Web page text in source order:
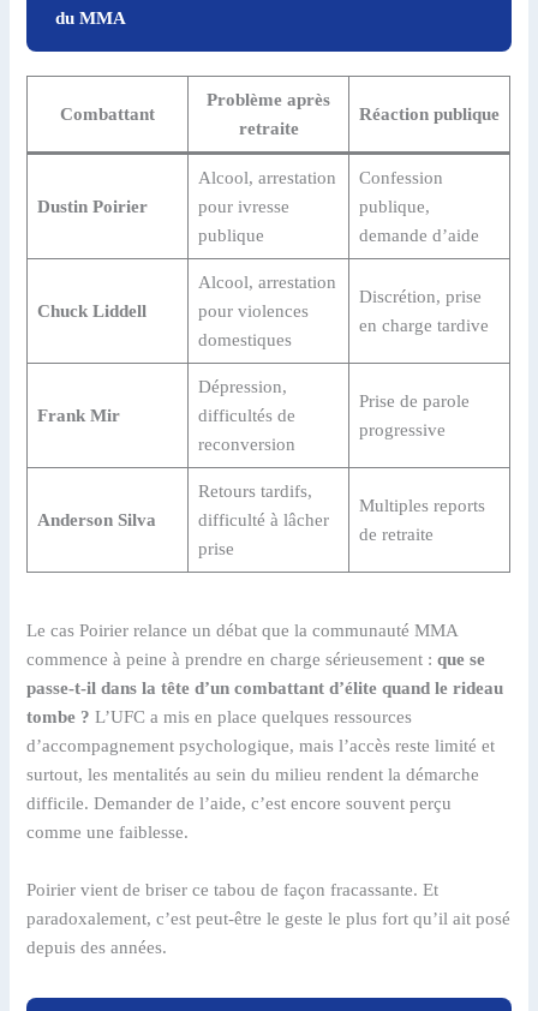
du MMA
Combattant
Problème après
retraite
Réaction publique
Dustin Poirier
Alcool, arrestation
pour ivresse
publique
Confession
publique,
demande d’aide
Chuck Liddell
Alcool, arrestation
pour violences
domestiques
Discrétion, prise
en charge tardive
Frank Mir
Dépression,
difficultés de
reconversion
Prise de parole
progressive
Anderson Silva
Retours tardifs,
difficulté à lâcher
prise
Multiples reports
de retraite
Le cas Poirier relance un débat que la communauté MMA
commence à peine à prendre en charge sérieusement :que se
passe-t-il dans la tête d’un combattant d’élite quand le rideau
tombe ? L’UFC a mis en place quelques ressources
d’accompagnement psychologique, mais l’accès reste limité et
surtout, les mentalités au sein du milieu rendent la démarche
difficile. Demander de l’aide, c’est encore souvent perçu
comme une faiblesse.
Poirier vient de briser ce tabou de façon fracassante. Et
paradoxalement, c’est peut-être le geste le plus fort qu’il ait posé
depuis des années.